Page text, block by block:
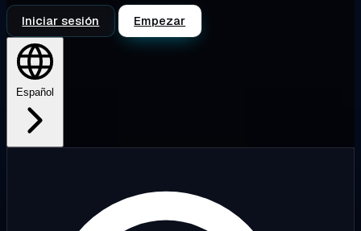
Iniciar sesión Empezar
Español